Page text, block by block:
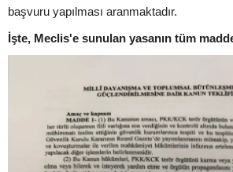
başvuru yapılması aranmaktadır.
İşte, Meclis'e sunulan yasanın tüm